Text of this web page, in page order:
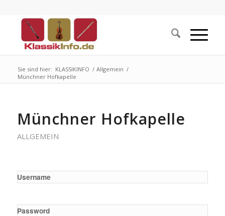
Sie sind hier: KLASSIKINFO / Allgemein /
Münchner Hofkapelle
Münchner Hofkapelle
ALLGEMEIN
Username
Password